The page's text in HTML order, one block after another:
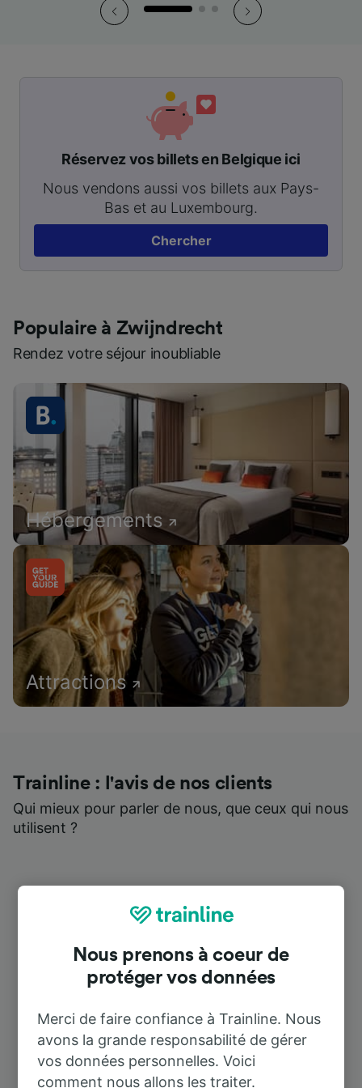
Réservez vos billets en Belgique ici
Nous vendons aussi vos billets aux Pays-
Bas et au Luxembourg.
Chercher
Populaire à Zwijndrecht
Rendez votre séjour inoubliable
Hébergements
Attractions
Trainline : l'avis de nos clients
Qui mieux pour parler de nous, que ceux qui nous
utilisent ?
Nous prenons à coeur de
protéger vos données
Merci de faire confiance à Trainline. Nous
avons la grande responsabilité de gérer
vos données personnelles. Voici
comment nous allons les traiter.